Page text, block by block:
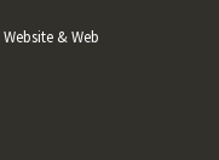
Website & Web